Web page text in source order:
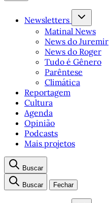
Newsletters
Matinal News
News do Juremir
News do Roger
Tudo é Gênero
Parêntese
Climática
Reportagem
Cultura
Agenda
Opinião
Podcasts
Mais projetos
Buscar
Buscar Fechar